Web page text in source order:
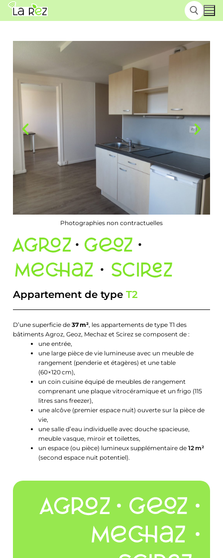
Photographies non contractuelles
Appartement de type T2
D’une superficie de 37 m², les appartements de type T1 des
bâtiments Agroz, Geoz, Mechaz et Scirez se composent de :
une entrée,
une large pièce de vie lumineuse avec un meuble de
rangement (penderie et étagères) et une table
(60×120 cm),
un coin cuisine équipé de meubles de rangement
comprenant une plaque vitrocéramique et un frigo (115
litres sans freezer),
une alcôve (premier espace nuit) ouverte sur la pièce de
vie,
une salle d’eau individuelle avec douche spacieuse,
meuble vasque, miroir et toilettes,
un espace (ou pièce) lumineux supplémentaire de12 m²
(second espace nuit potentiel).